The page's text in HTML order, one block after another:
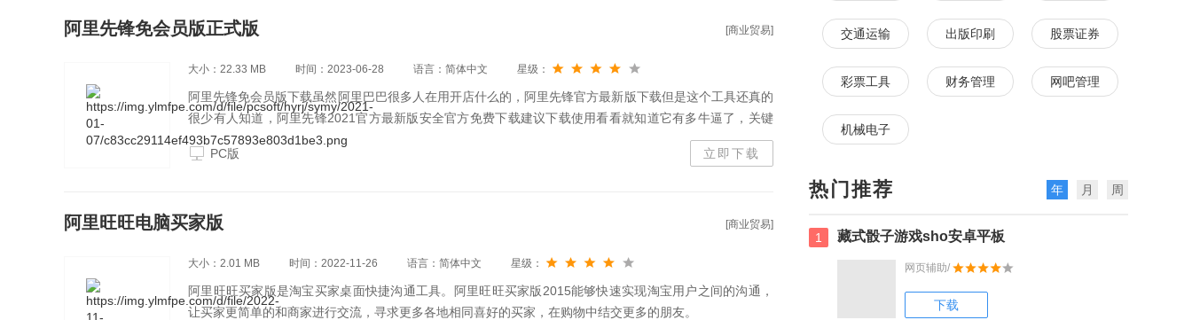
[商业贸易]
阿里先锋免会员版正式版
大小：22.33 MB 时间：2023-06-28 语言：简体中文 星级：
阿里先锋免会员版下载虽然阿里巴巴很多人在用开店什么的，阿里先锋官方最新版下载但是这个工具还真的
很少有人知道，阿里先锋2021官方最新版安全官方免费下载建议下载使用看看就知道它有多牛逼了，关键
词的筛选，算法的罗列，排名的指数等等！绝对是商家好帮手啊！不可多得的神兵利器！
PC版
立即下载
[商业贸易]
阿里旺旺电脑买家版
大小：2.01 MB 时间：2022-11-26 语言：简体中文 星级：
阿里旺旺买家版是淘宝买家桌面快捷沟通工具。阿里旺旺买家版2015能够快速实现淘宝用户之间的沟通，
让买家更简单的和商家进行交流，寻求更多各地相同喜好的买家，在购物中结交更多的朋友。
交通运输 出版印刷 股票证券
彩票工具 财务管理 网吧管理
机械电子
热门推荐 年 月 周
1 藏式骰子游戏sho安卓平板
网页辅助/
下载